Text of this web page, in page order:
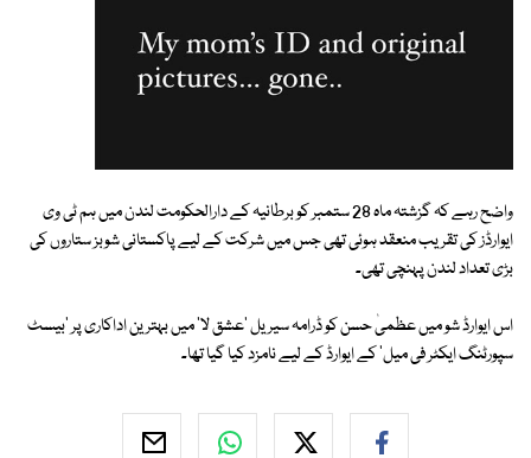
واضح رہے کہ گزشتہ ماہ 28 ستمبر کو برطانیہ کے دارالحکومت لندن میں ہم ٹی وی
ایوارڈز کی تقریب منعقد ہوئی تھی جس میں شرکت کے لیے پاکستانی شوبز ستاروں کی
بڑی تعداد لندن پہنچی تھی۔
اس ایوارڈ شو میں عظمیٰ حسن کو ڈرامہ سیریل 'عشق لا' میں بہترین اداکاری پر 'بیسٹ
سپورٹنگ ایکٹر فی میل' کے ایوارڈ کے لیے نامزد کیا گیا تھا۔